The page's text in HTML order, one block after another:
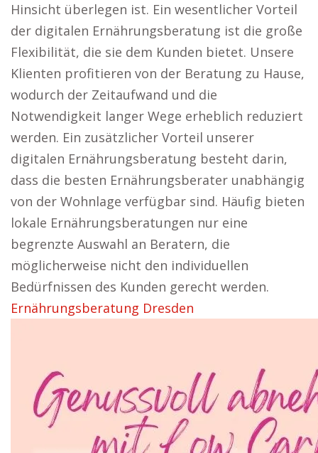
Hinsicht überlegen ist. Ein wesentlicher Vorteil
der digitalen Ernährungsberatung ist die große
Flexibilität, die sie dem Kunden bietet. Unsere
Klienten profitieren von der Beratung zu Hause,
wodurch der Zeitaufwand und die
Notwendigkeit langer Wege erheblich reduziert
werden. Ein zusätzlicher Vorteil unserer
digitalen Ernährungsberatung besteht darin,
dass die besten Ernährungsberater unabhängig
von der Wohnlage verfügbar sind. Häufig bieten
lokale Ernährungsberatungen nur eine
begrenzte Auswahl an Beratern, die
möglicherweise nicht den individuellen
Bedürfnissen des Kunden gerecht werden.
Ernährungsberatung Dresden